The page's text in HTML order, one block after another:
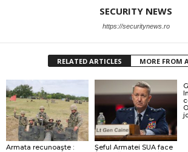
SECURITY NEWS
https://securitynews.ro
RELATED ARTICLES MORE FROM
Armata recunoaşte :
Şeful Armatei SUA face